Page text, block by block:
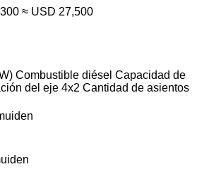
≈ USD 27,500
Combustible diésel Capacidad de
del eje 4x2 Cantidad de asientos